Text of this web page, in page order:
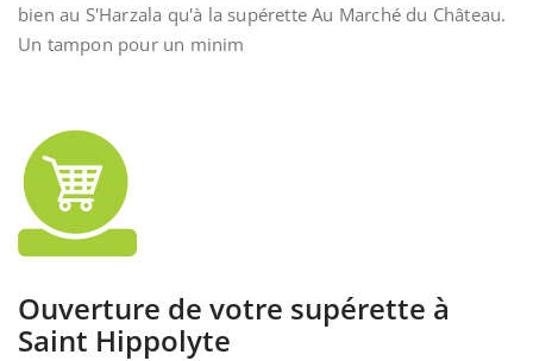
bien au S'Harzala qu'à la supérette Au Marché du Château.
Un tampon pour un minim
Ouverture de votre supérette à
Saint Hippolyte